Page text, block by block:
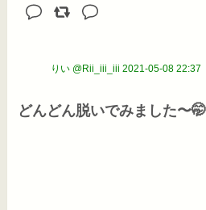
りい @Rii_iii_iii 2021-05-08 22:37
どんどん脱いでみました〜🤭